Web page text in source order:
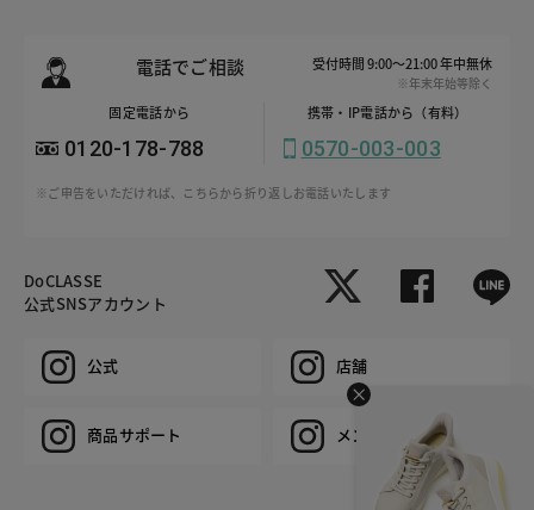
電話でご相談 受付時間 9:00～21:00 年中無休
※年末年始等除く
固定電話から
0120-178-788
携帯・IP電話から（有料）
0570-003-003
※ご申告をいただければ、こちらから折り返しお電話いたします
DoCLASSE
公式SNSアカウント
公式 店舗
商品サポート メンズ